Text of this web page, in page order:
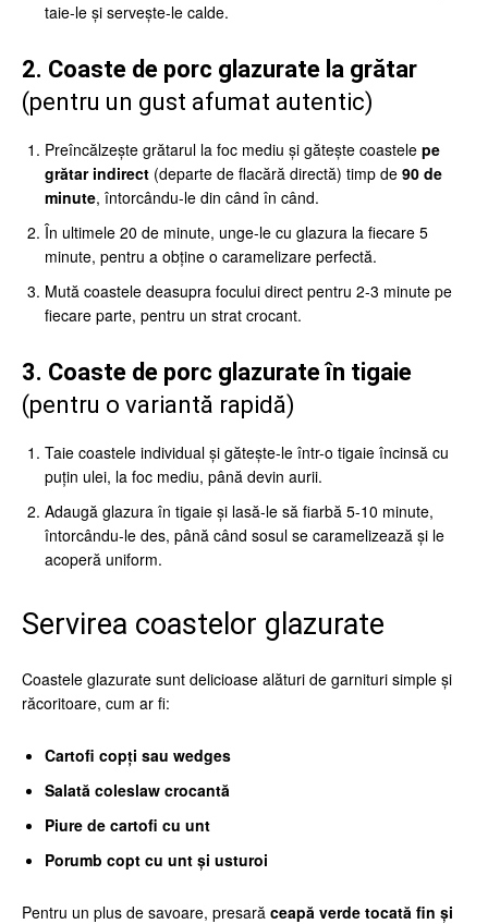
taie-le și servește-le calde.
2. Coaste de porc glazurate la grătar
(pentru un gust afumat autentic)
Preîncălzește grătarul la foc mediu și gătește coastele pe
grătar indirect (departe de flacără directă) timp de 90 de
minute, întorcându-le din când în când.
În ultimele 20 de minute, unge-le cu glazura la fiecare 5
minute, pentru a obține o caramelizare perfectă.
Mută coastele deasupra focului direct pentru 2-3 minute pe
fiecare parte, pentru un strat crocant.
3. Coaste de porc glazurate în tigaie
(pentru o variantă rapidă)
Taie coastele individual și gătește-le într-o tigaie încinsă cu
puțin ulei, la foc mediu, până devin aurii.
Adaugă glazura în tigaie și lasă-le să fiarbă 5-10 minute,
întorcându-le des, până când sosul se caramelizează și le
acoperă uniform.
Servirea coastelor glazurate
Coastele glazurate sunt delicioase alături de garnituri simple și
răcoritoare, cum ar fi:
Cartofi copți sau wedges
Salată coleslaw crocantă
Piure de cartofi cu unt
Porumb copt cu unt și usturoi
Pentru un plus de savoare, presară ceapă verde tocată fin și